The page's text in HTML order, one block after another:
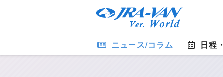
ニュース/コラム 日程